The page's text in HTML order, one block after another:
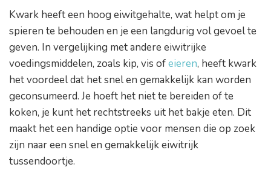
Kwark heeft een hoog eiwitgehalte, wat helpt om je
spieren te behouden en je een langdurig vol gevoel te
geven. In vergelijking met andere eiwitrijke
voedingsmiddelen, zoals kip, vis ofeieren, heeft kwark
het voordeel dat het snel en gemakkelijk kan worden
geconsumeerd. Je hoeft het niet te bereiden of te
koken, je kunt het rechtstreeks uit het bakje eten. Dit
maakt het een handige optie voor mensen die op zoek
zijn naar een snel en gemakkelijk eiwitrijk
tussendoortje.